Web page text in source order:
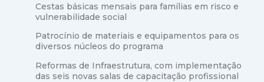
Cestas básicas mensais para famílias em risco e
vulnerabilidade social
Patrocínio de materiais e equipamentos para os
diversos núcleos do programa
Reformas de Infraestrutura, com implementação
das seis novas salas de capacitação profissional